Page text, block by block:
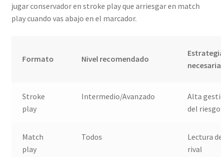
jugar conservador en stroke play que arriesgar en match
play cuando vas abajo en el marcador.
Formato Nivel recomendado
necesaria
Stroke
play
Intermedio/Avanzado
Alta
del riesgo
Match
play
Todos
Lectura
rival